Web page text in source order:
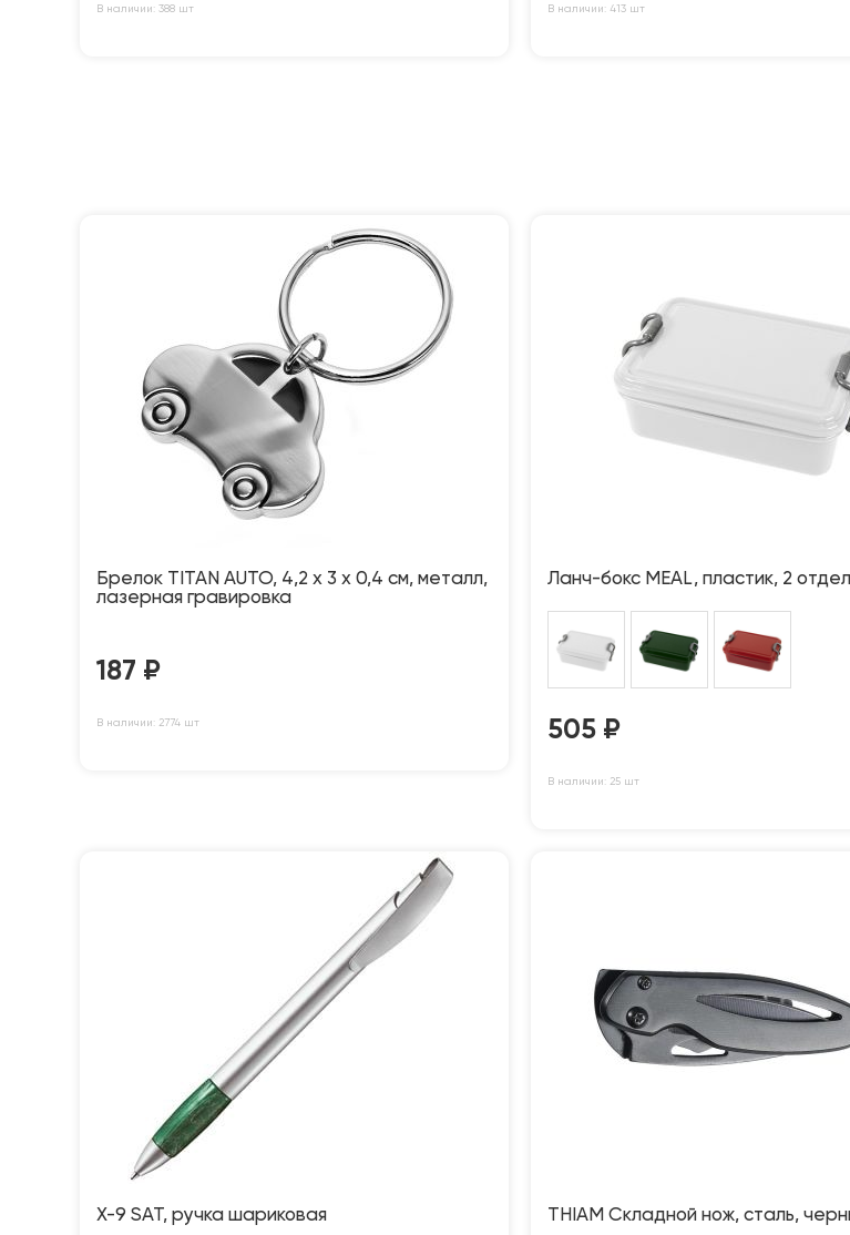
В наличии: 388 шт В наличии: 413 шт
Брелок TITAN AUTO, 4,2 x 3 x 0,4 см, металл,
лазерная гравировка
187 ₽
В наличии: 2774 шт
Ланч-бокс MEAL, пластик, 2
505 ₽
В наличии: 25 шт
X-9 SAT, ручка шариковая THIAM Складной нож, сталь,